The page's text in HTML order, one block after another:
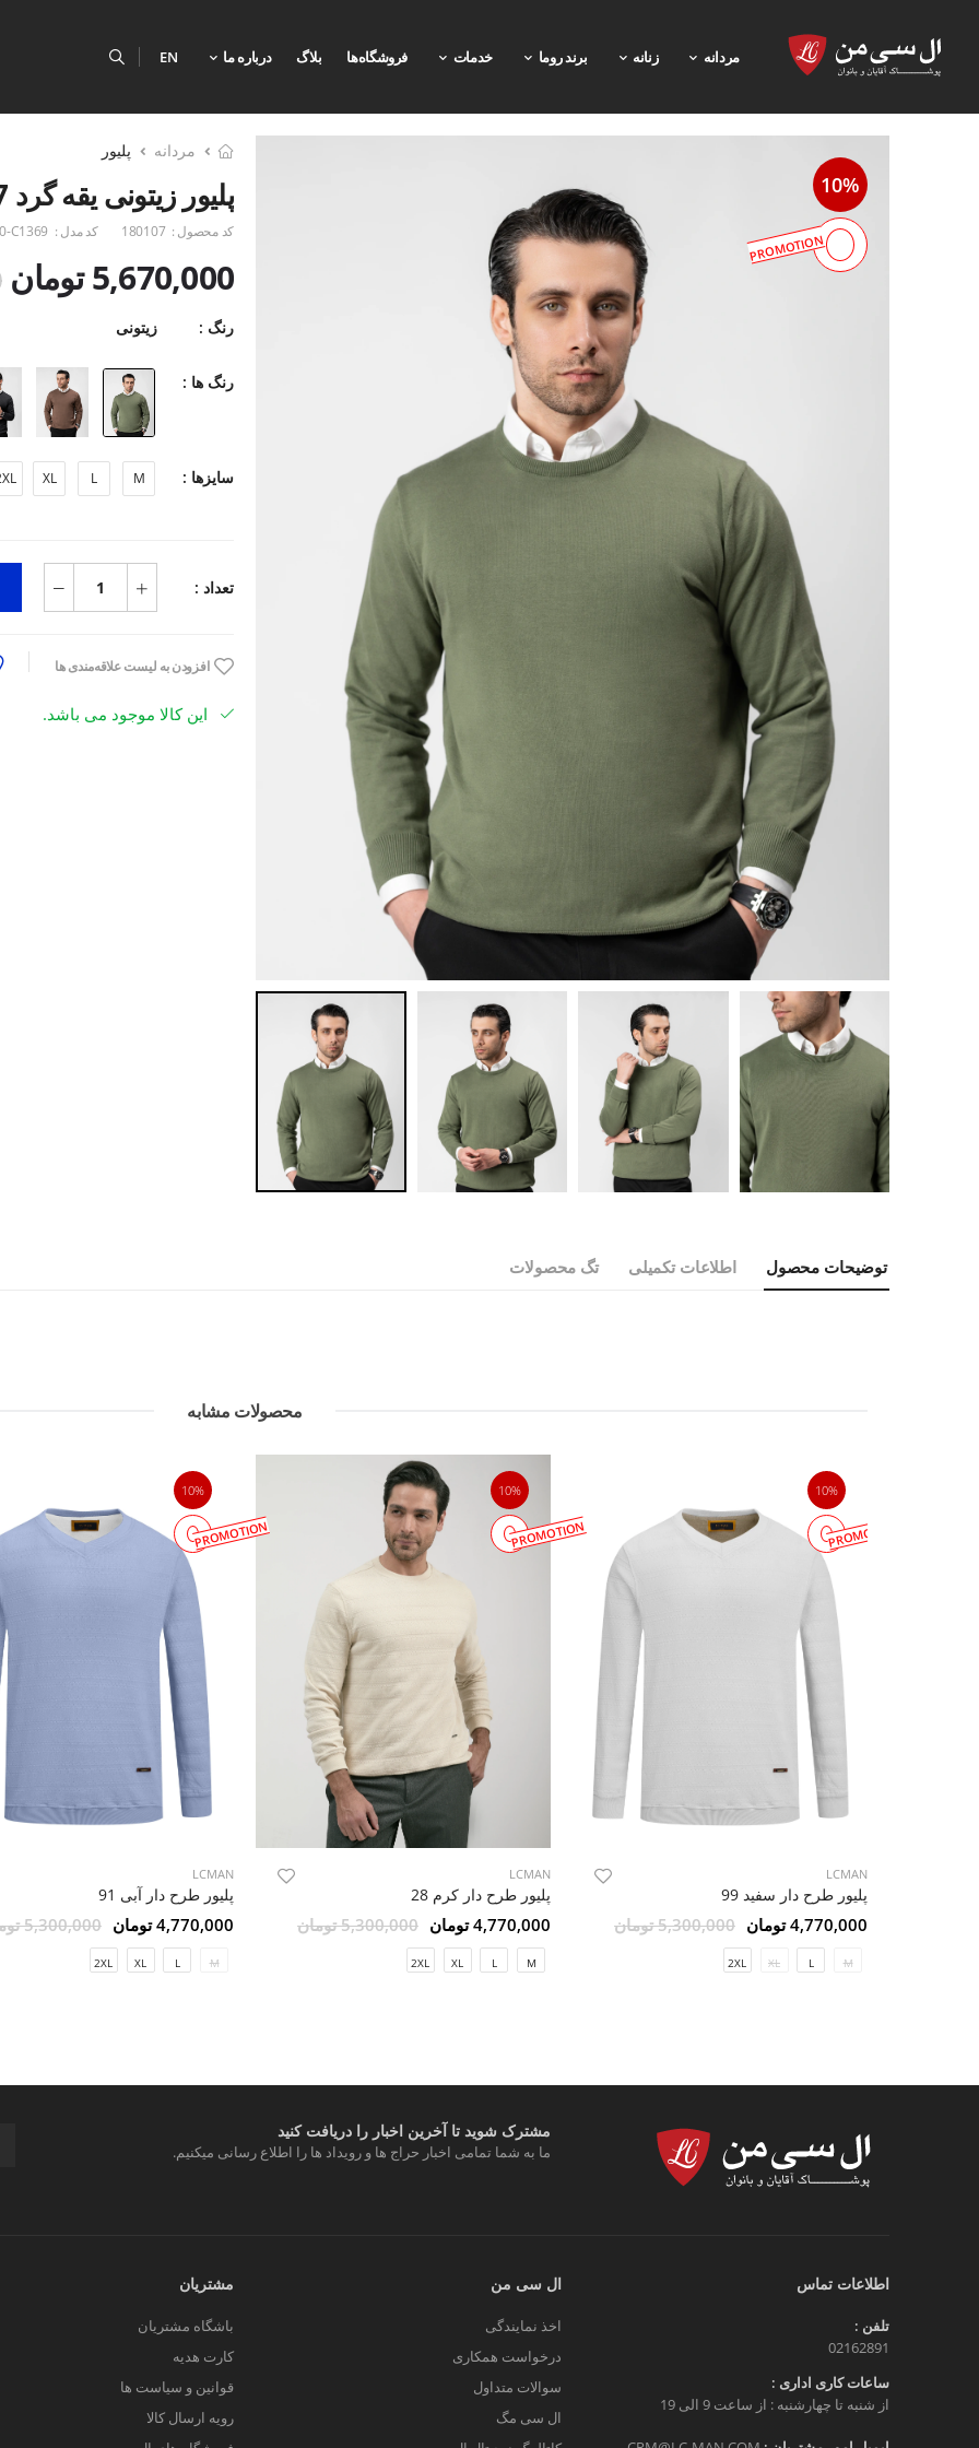
مردانه زنانه برند روما خدمات فروشگاه‌ها بلاگ درباره ما EN
10%
PROMOTION
مردانه پلیور
پلیور زیتونی یقه گرد 7
کد محصول : 180107 کد مدل : C1369
5,670,000 تومان
رنگ : زیتونی
رنگ ها :
سایزها : M
L
XL
تعداد :
افزودن به لیست علاقه‌مندی ها
این کالا موجود می باشد.
توضیحات محصول اطلاعات تکمیلی تگ محصولات
محصولات مشابه
10%
PROMOTION
LCMAN
پلیور طرح دار سفید 99
4,770,000 تومان 5,300,000 تومان
M
L
XL
2XL
10%
PROMOTION
LCMAN
پلیور طرح دار کرم 28
4,770,000 تومان 5,300,000 تومان
M
L
XL
2XL
10%
PROMOTION
LCMAN
پلیور طرح دار آبی 91
4,770,000 تومان 5,300,000 تومان
M
L
XL
2XL
مشترک شوید تا آخرین اخبار را دریافت کنید
ما به شما تمامی اخبار حراج ها و رویداد ها را اطلاع رسانی میکنیم.
اطلاعات تماس
تلفن :
02162891
ساعات کاری اداری :
از شنبه تا چهارشنبه : از ساعت 9 الی 19
ال سی من
اخذ نمایندگی
درخواست همکاری
سوالات متداول
ال سی مگ
مشتریان
باشگاه مشتریان
کارت هدیه
قوانین و سیاست ها
رویه ارسال کالا